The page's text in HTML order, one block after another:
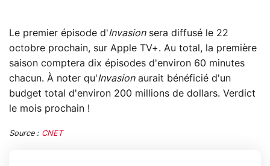
Le premier épisode d'Invasionsera diffusé le 22
octobre prochain, sur Apple TV+. Au total, la première
saison comptera dix épisodes d'environ 60 minutes
chacun. À noter qu'Invasionaurait bénéficié d'un
budget total d'environ 200 millions de dollars. Verdict
le mois prochain !
Source : CNET